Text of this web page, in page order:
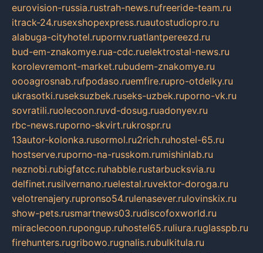
eurovision-russia.rustrah-news.rufreeride-team.ru
itrack-24.rusexshopexpress.ruautostudiopro.ru
alabuga-cityhotel.rupornv.ruatlantpereezd.ru
bud-em-znakomye.rua-cdc.ruelektrostal-news.ru
korolevremont-market.rubudem-znakomye.ru
oooagrosnab.rufpodaso.ruemfire.rupro-otdelky.ru
ukrasotki.ruseksuzbek.ruseks-uzbek.ruporno-vk.ru
sovratili.ruolecoon.ruvd-dosug.ruadonyev.ru
rbc-news.ruporno-skvirt.rukrospr.ru
13autor-kolonka.rusormol.ru2rich.ruhostel-65.ru
hostserve.ruporno-na-russkom.rumishinlab.ru
neznobi.rubigfatcc.ruhabble.rustarbucksvia.ru
delfinet.rusilvernano.ruelestal.ruvektor-doroga.ru
velotrenajery.rupronso54.rulenasever.rulovinskix.ru
show-pets.rusmartnews03.rudiscofoxworld.ru
miraclecoon.rupongup.ruhostel65.ruliura.ruglasspb.ru
firehunters.rugribowo.rugnalis.rubulkitula.ru